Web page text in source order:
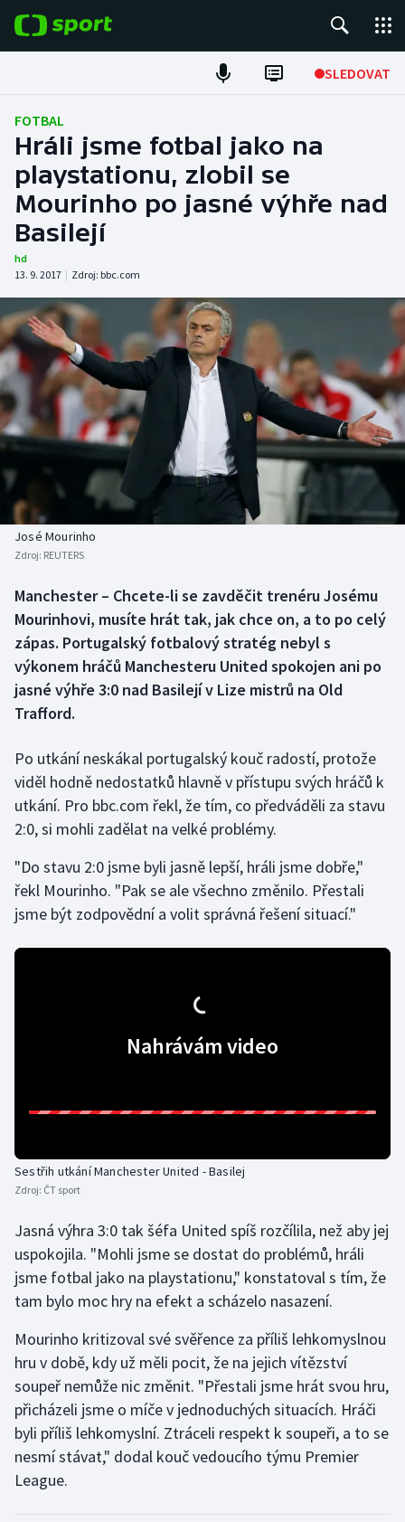
SLEDOVAT
Fotbal
Hokej
Tenis
Atletika
DALŠÍ SPORTY
Americký fotbal
Baseball a softbal
Biatlon
Boby a skeleton
Box
Curling
Dostihy
Florbal
Futsal
Golf
Házená
Lyže a snowboard
Moderní pětiboj
Motorsport
Olympijské hry
Parasport
Plavání
Plážový volejbal
Ragby
Rychlobruslení
NEPŘEHLÉDNĚTE
Soutěže
Historické návraty
Aplikace ČT sport
AZ kvíz
FOTBAL
Hráli jsme fotbal jako na
playstationu, zlobil se
Mourinho po jasné výhře nad
Basilejí
hd
13. 9. 2017 | Zdroj: bbc.com
José Mourinho
Zdroj: REUTERS
Manchester – Chcete-li se zavděčit trenéru Josému
Mourinhovi, musíte hrát tak, jak chce on, a to po celý
zápas. Portugalský fotbalový stratég nebyl s
výkonem hráčů Manchesteru United spokojen ani po
jasné výhře 3:0 nad Basilejí v Lize mistrů na Old
Trafford.
Po utkání neskákal portugalský kouč radostí, protože
viděl hodně nedostatků hlavně v přístupu svých hráčů k
utkání. Pro bbc.com řekl, že tím, co předváděli za stavu
2:0, si mohli zadělat na velké problémy.
"Do stavu 2:0 jsme byli jasně lepší, hráli jsme dobře,"
řekl Mourinho. "Pak se ale všechno změnilo. Přestali
jsme být zodpovědní a volit správná řešení situací."
Nahrávám video
Sestřih utkání Manchester United - Basilej
Zdroj: ČT sport
Jasná výhra 3:0 tak šéfa United spíš rozčílila, než aby jej
uspokojila. "Mohli jsme se dostat do problémů, hráli
jsme fotbal jako na playstationu," konstatoval s tím, že
tam bylo moc hry na efekt a scházelo nasazení.
Mourinho kritizoval své svěřence za příliš lehkomyslnou
hru v době, kdy už měli pocit, že na jejich vítězství
soupeř nemůže nic změnit. "Přestali jsme hrát svou hru,
přicházeli jsme o míče v jednoduchých situacích. Hráči
byli příliš lehkomyslní. Ztráceli respekt k soupeři, a to se
nesmí stávat," dodal kouč vedoucího týmu Premier
League.